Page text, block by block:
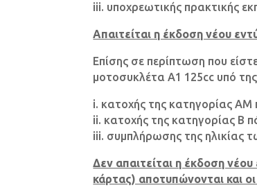
iii. υποχρεωτικής πρακτικής
Απαιτείται η έκδοση νέου
Επίσης σε περίπτωση που
μοτοσυκλέτα Α1 125cc υπό
i. κατοχής της κατηγορίας
ii. κατοχής της κατηγορίας Β
iii. συμπλήρωσης της ηλικίας
Δεν απαιτείται η έκδοση
κάρτας) αποτυπώνονται και